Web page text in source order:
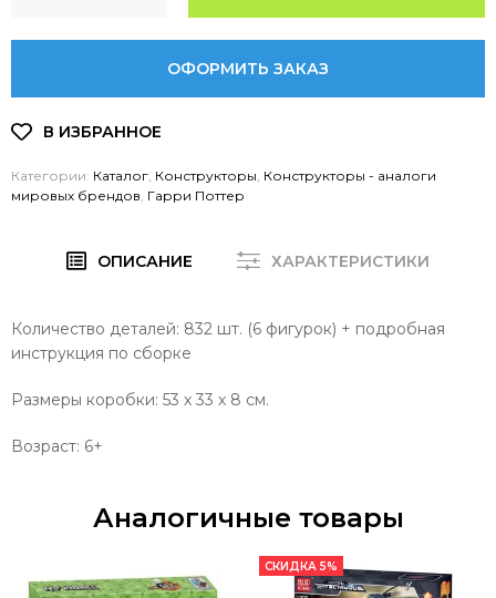
ОФОРМИТЬ ЗАКАЗ
Категории: Каталог Конструкторы Конструкторы - аналоги
мировых брендов Гарри Поттер
ОПИСАНИЕ ХАРАКТЕРИСТИКИ
Количество деталей: 832 шт. (6 фигурок) + подробная
инструкция по сборке
Размеры коробки: 53 х 33 х 8 см.
Возраст: 6+
Аналогичные товары
СКИДКА 5%